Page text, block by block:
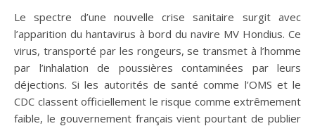
Le spectre d’une nouvelle crise sanitaire surgit avec
l’apparition du hantavirus à bord du navire MV Hondius. Ce
virus, transporté par les rongeurs, se transmet à l’homme
par l’inhalation de poussières contaminées par leurs
déjections. Si les autorités de santé comme l’OMS et le
CDC classent officiellement le risque comme extrêmement
faible, le gouvernement français vient pourtant de publier